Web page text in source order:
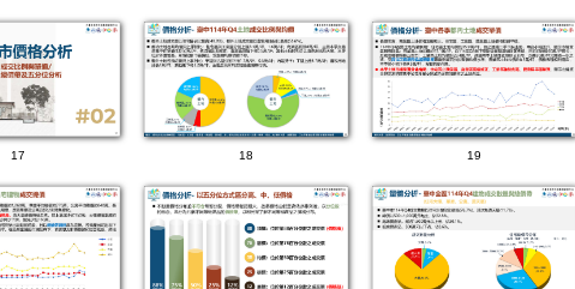
17 18 19